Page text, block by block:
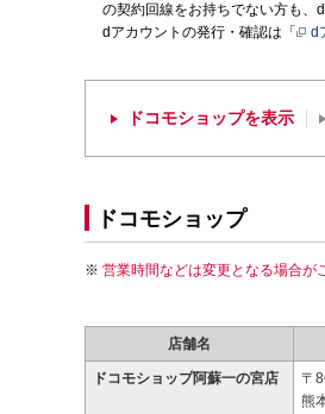
の契約回線をお持ちでない方も、
dアカウントの発行・確認は「
d
ドコモショップを表示
ドコモショップ
営業時間などは変更となる場合が
店舗名
ドコモショップ阿蘇一の宮店
〒
熊